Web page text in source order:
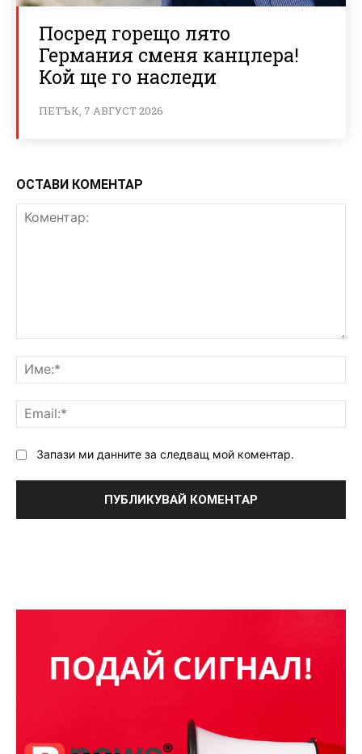
Посред горещо лято
Германия сменя канцлера!
Кой ще го наследи
ПЕТЪК, 7 АВГУСТ 2026
ОСТАВИ КОМЕНТАР
Запази ми данните за следващ мой коментар.